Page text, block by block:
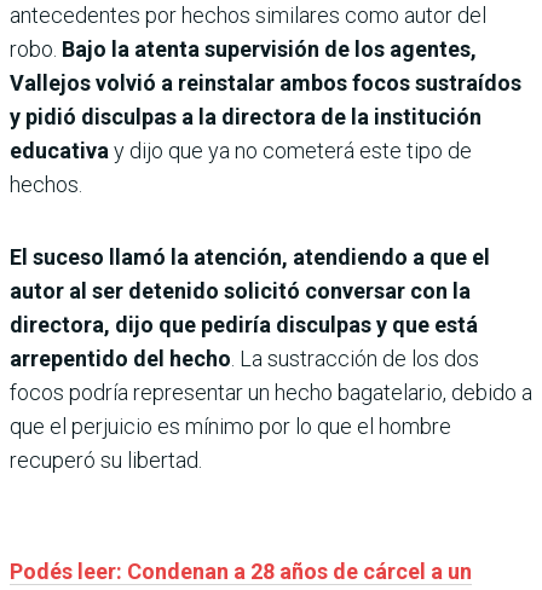
antecedentes por hechos similares como autor del
robo. Bajo la atenta supervisión de los agentes,
Vallejos volvió a reinstalar ambos focos sustraídos
y pidió disculpas a la directora de la institución
educativa y dijo que ya no cometerá este tipo de
hechos.
El suceso llamó la atención, atendiendo a que el
autor al ser detenido solicitó conversar con la
directora, dijo que pediría disculpas y que está
arrepentido del hecho . La sustracción de los dos
focos podría representar un hecho bagatelario, debido a
que el perjuicio es mínimo por lo que el hombre
recuperó su libertad.
Podés leer: Condenan a 28 años de cárcel a un